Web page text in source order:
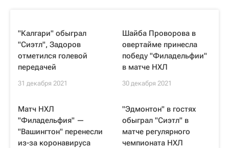
"Калгари" обыграл
"Сиэтл", Задоров
отметился голевой
передачей
31 декабря 2021
Шайба Проворова в
овертайме принесла
победу "Филадельфии"
в матче НХЛ
30 декабря 2021
Матч НХЛ
"Филадельфия" —
"Вашингтон" перенесли
из-за коронавируса
"Эдмонтон" в гостях
обыграл "Сиэтл" в
матче регулярного
чемпионата НХЛ